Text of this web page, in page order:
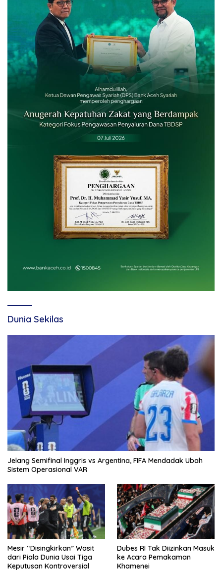
Dunia Sekilas
Jelang Semifinal Inggris vs Argentina, FIFA Mendadak Ubah
Sistem Operasional VAR
Mesir “Disingkirkan” Wasit
dari Piala Dunia Usai Tiga
Keputusan Kontroversial
Dubes RI Tak Diizinkan Masuk
ke Acara Pemakaman
Khamenei